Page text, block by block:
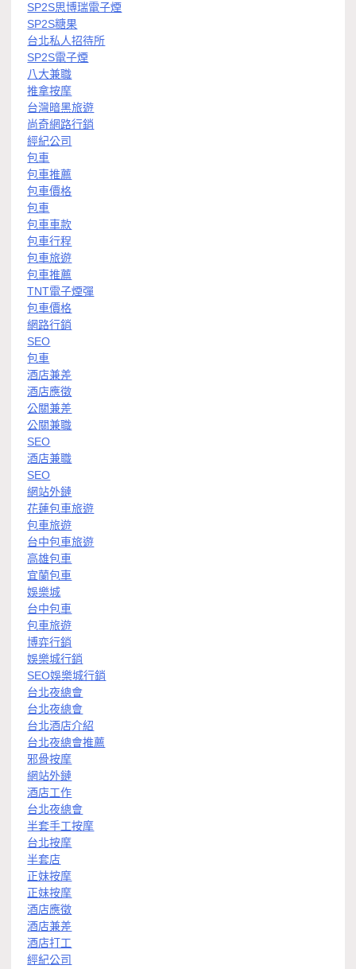
SP2S思博瑞電子煙
SP2S糖果
台北私人招待所
SP2S電子煙
八大兼職
推拿按摩
台灣暗黑旅遊
尚奇網路行銷
經紀公司
包車
包車推薦
包車價格
包車
包車車款
包車行程
包車旅遊
包車推薦
TNT電子煙彈
包車價格
網路行銷
SEO
包車
酒店兼差
酒店應徵
公關兼差
公關兼職
SEO
酒店兼職
SEO
網站外鏈
花蓮包車旅遊
包車旅遊
台中包車旅遊
高雄包車
宜蘭包車
娛樂城
台中包車
包車旅遊
博弈行銷
娛樂城行銷
SEO娛樂城行銷
台北夜總會
台北夜總會
台北酒店介紹
台北夜總會推薦
邪骨按摩
網站外鏈
酒店工作
台北夜總會
半套手工按摩
台北按摩
半套店
正妹按摩
正妹按摩
酒店應徵
酒店兼差
酒店打工
經紀公司